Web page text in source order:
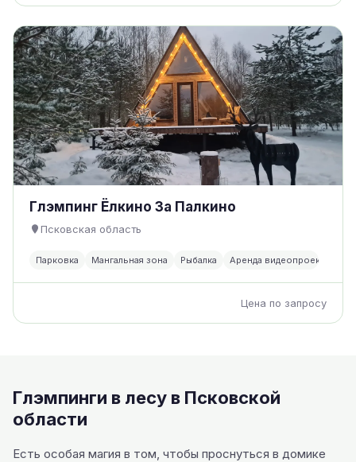
Глэмпинг Ёлкино За Палкино
Псковская область
Парковка Мангальная зона Рыбалка Аренда видеопроектора
Цена по запросу
Глэмпинги в лесу в Псковской
области
Есть особая магия в том, чтобы проснуться в домике